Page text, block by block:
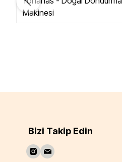
Makinesi
Bizi Takip Edin